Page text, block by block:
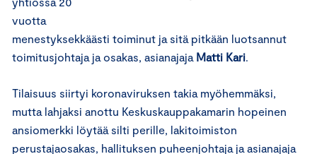
vuotta
menestyksekkäästi toiminut ja sitä pitkään luotsannut
toimitusjohtaja ja osakas, asianajaja Matti Kari.
Tilaisuus siirtyi koronaviruksen takia myöhemmäksi,
mutta lahjaksi anottu Keskuskauppakamarin hopeinen
ansiomerkki löytää silti perille, lakitoimiston
perustajaosakas, hallituksen puheenjohtaja ja asianajaja